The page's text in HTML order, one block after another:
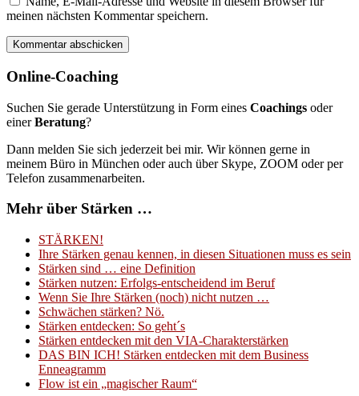
meinen nächsten Kommentar speichern.
Online-Coaching
Suchen Sie gerade Unterstützung in Form eines Coachings oder
einerBeratung?
Dann melden Sie sich jederzeit bei mir. Wir können gerne in
meinem Büro in München oder auch über Skype, ZOOM oder per
Telefon zusammenarbeiten.
Mehr über Stärken …
STÄRKEN!
Ihre Stärken genau kennen, in diesen Situationen muss es sein
Stärken sind … eine Definition
Stärken nutzen: Erfolgs-entscheidend im Beruf
Wenn Sie Ihre Stärken (noch) nicht nutzen …
Schwächen stärken? Nö.
Stärken entdecken: So geht´s
Stärken entdecken mit den VIA-Charakterstärken
DAS BIN ICH! Stärken entdecken mit dem Business
Enneagramm
Flow ist ein „magischer Raum“